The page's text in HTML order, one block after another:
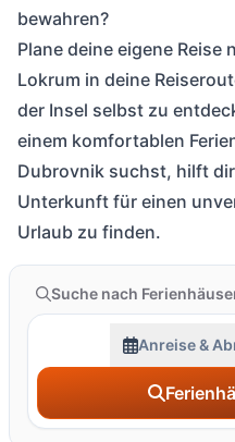
bewahren?
Plane deine eigene
Lokrum in deine
der Insel selbst zu
einem komfortablen
Dubrovnik suchst, hilft dir
Unterkunft für einen
Urlaub zu finden.
Suche nach
Anreise &